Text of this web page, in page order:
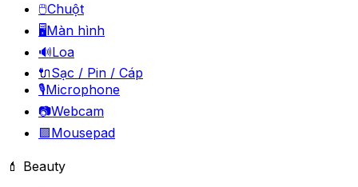
🖱️Chuột
🖥️Màn hình
🔊Loa
🔌Sạc / Pin / Cáp
🎙️Microphone
📷Webcam
🟪Mousepad
💄 Beauty